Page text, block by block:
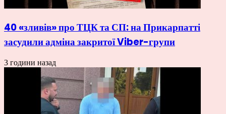
40 «зливів» про ТЦК та СП: на Прикарпатті
засудили адміна закритої Viber-групи
3 години назад